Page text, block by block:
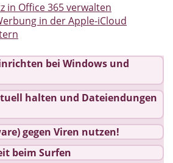
in Office 365 verwalten
in der Apple-iCloud
bei Windows und
halten und Dateiendungen
gegen Viren nutzen!
beim Surfen